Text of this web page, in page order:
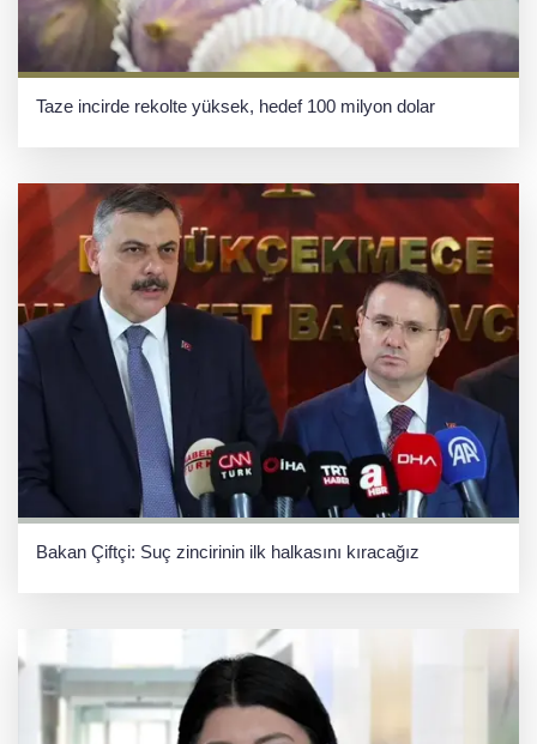
Taze incirde rekolte yüksek, hedef 100 milyon dolar
Bakan Çiftçi: Suç zincirinin ilk halkasını kıracağız